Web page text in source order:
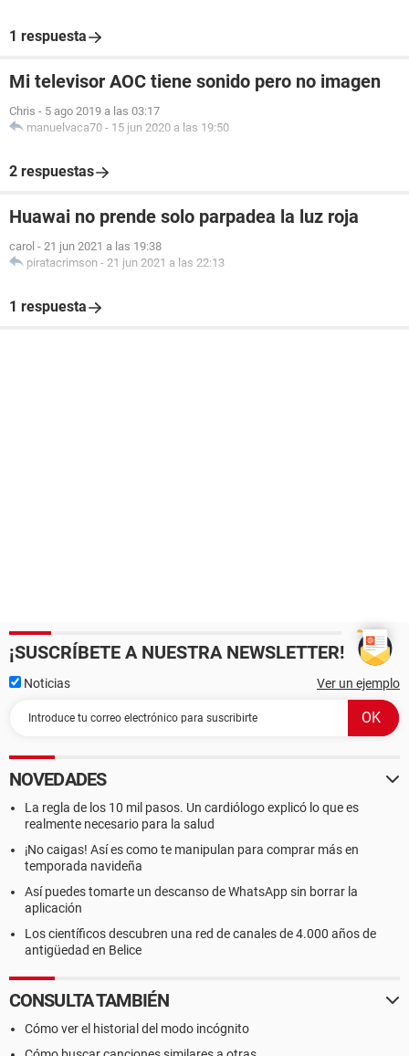
1 respuesta
Mi televisor AOC tiene sonido pero no imagen
Chris - 5 ago 2019 a las 03:17
manuelvaca70 - 15 jun 2020 a las 19:50
2 respuestas
Huawai no prende solo parpadea la luz roja
carol - 21 jun 2021 a las 19:38
piratacrimson - 21 jun 2021 a las 22:13
1 respuesta
¡SUSCRÍBETE A NUESTRA NEWSLETTER!
Noticias Ver un ejemplo
NOVEDADES
La regla de los 10 mil pasos. Un cardiólogo explicó lo que es
realmente necesario para la salud
¡No caigas! Así es como te manipulan para comprar más en
temporada navideña
Así puedes tomarte un descanso de WhatsApp sin borrar la
aplicación
Los científicos descubren una red de canales de 4.000 años de
antigüedad en Belice
CONSULTA TAMBIÉN
Cómo ver el historial del modo incógnito